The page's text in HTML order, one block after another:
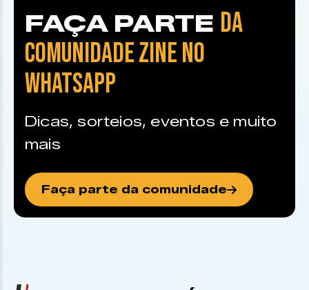
FAÇA PARTE DA
COMUNIDADE ZINE NO
WHATSAPP
Dicas, sorteios, eventos e muito
mais
Faça parte da comunidade